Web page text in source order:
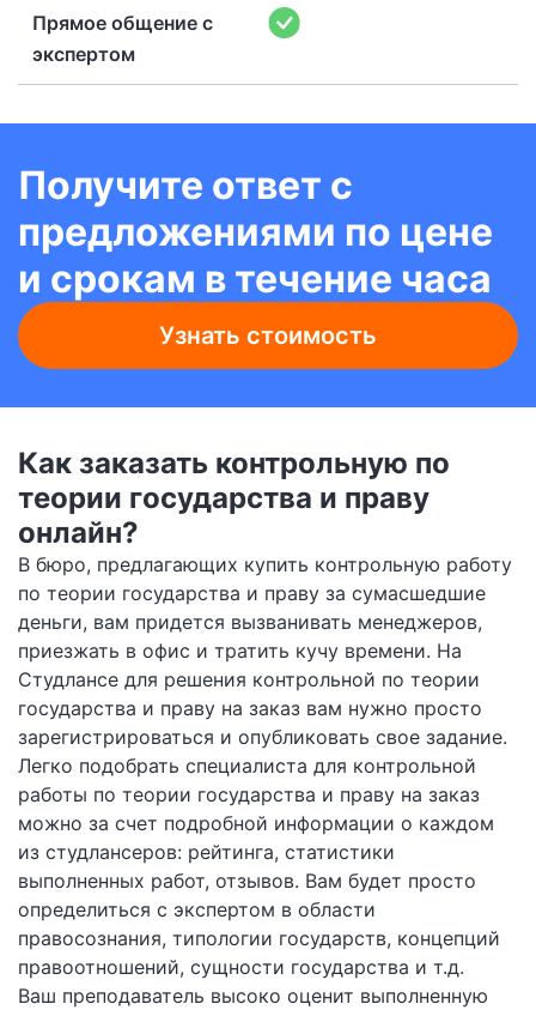
Прямое общение с
экспертом
Получите ответ с
предложениями по цене
и срокам в течение часа
Узнать стоимость
Как заказать контрольную по
теории государства и праву
онлайн?
В бюро, предлагающих купить контрольную работу
по теории государства и праву за сумасшедшие
деньги, вам придется вызванивать менеджеров,
приезжать в офис и тратить кучу времени. На
Студлансе для решения контрольной по теории
государства и праву на заказ вам нужно просто
зарегистрироваться и опубликовать свое задание.
Легко подобрать специалиста для контрольной
работы по теории государства и праву на заказ
можно за счет подробной информации о каждом
из студлансеров: рейтинга, статистики
выполненных работ, отзывов. Вам будет просто
определиться с экспертом в области
правосознания, типологии государств, концепций
правоотношений, сущности государства и т.д.
Ваш преподаватель высоко оценит выполненную